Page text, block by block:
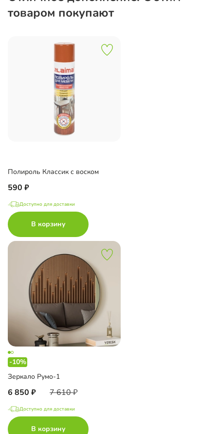
товаром покупают
Полироль Классик с воском
590
Доступно для доставки
В корзину
-10%
Зеркало Румо-1
6 850 7 610
Доступно для доставки
В корзину